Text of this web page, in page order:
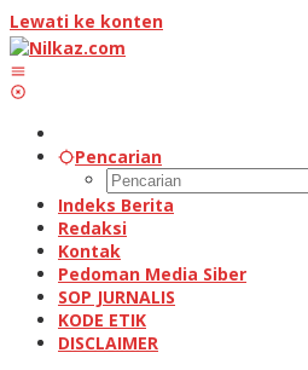
Lewati ke konten
Pencarian
Indeks Berita
Redaksi
Kontak
Pedoman Media Siber
SOP JURNALIS
KODE ETIK
DISCLAIMER